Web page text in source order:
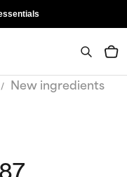
New ingredients